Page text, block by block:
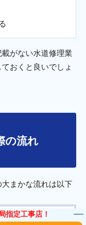
がない水道修理業
おくと良いでしょ
の流れ
まかな流れは以下
指定工事店！